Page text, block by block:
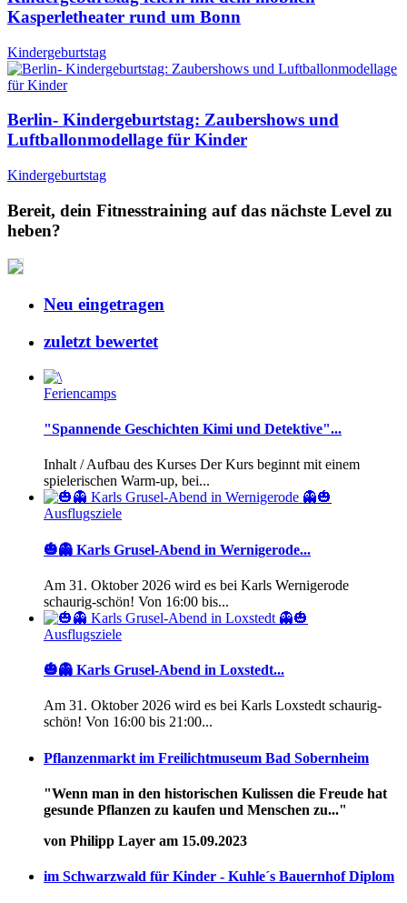
Kasperletheater rund um Bonn
Kindergeburtstag
Berlin- Kindergeburtstag: Zaubershows und
Luftballonmodellage für Kinder
Kindergeburtstag
Bereit, dein Fitnesstraining auf das nächste Level zu
heben?
Neu eingetragen
zuletzt bewertet
Feriencamps
"Spannende Geschichten Kimi und Detektive"...
Inhalt / Aufbau des Kurses Der Kurs beginnt mit einem
spielerischen Warm-up, bei...
Ausflugsziele
🎃👻 Karls Grusel-Abend in Wernigerode...
Am 31. Oktober 2026 wird es bei Karls Wernigerode
schaurig-schön! Von 16:00 bis...
Ausflugsziele
🎃👻 Karls Grusel-Abend in Loxstedt...
Am 31. Oktober 2026 wird es bei Karls Loxstedt schaurig-
schön! Von 16:00 bis 21:00...
Pflanzenmarkt im Freilichtmuseum Bad Sobernheim
"Wenn man in den historischen Kulissen die Freude hat
gesunde Pflanzen zu kaufen und Menschen zu..."
von Philipp Layer am 15.09.2023
im Schwarzwald für Kinder - Kuhle´s Bauernhof Diplom